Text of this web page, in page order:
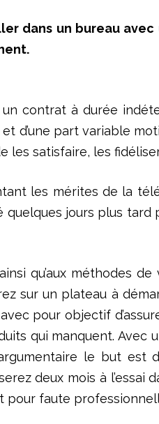
dans un bureau
contrat à durée
d’une part variable
satisfaire, les
les mérites de la
jours plus
qu’aux méthodes
sur un plateau à
pour objectif
qui manquent. Avec
le but
deux mois à l’essai
pour faute